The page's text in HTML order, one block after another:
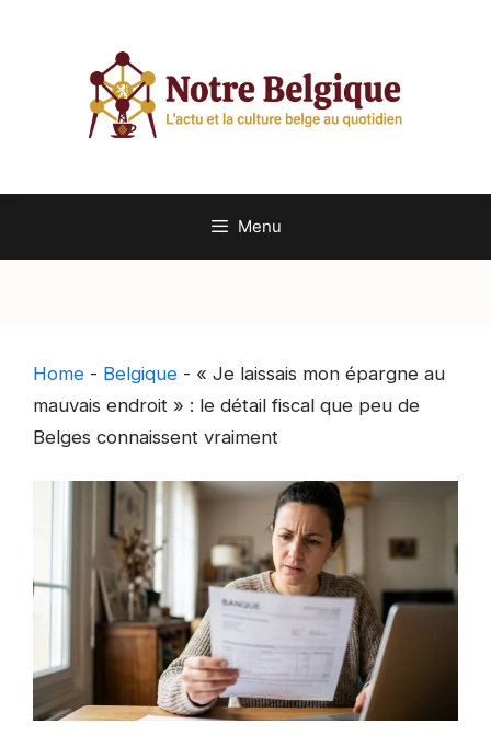
Menu
Home - Belgique - « Je laissais mon épargne au
mauvais endroit » : le détail fiscal que peu de
Belges connaissent vraiment